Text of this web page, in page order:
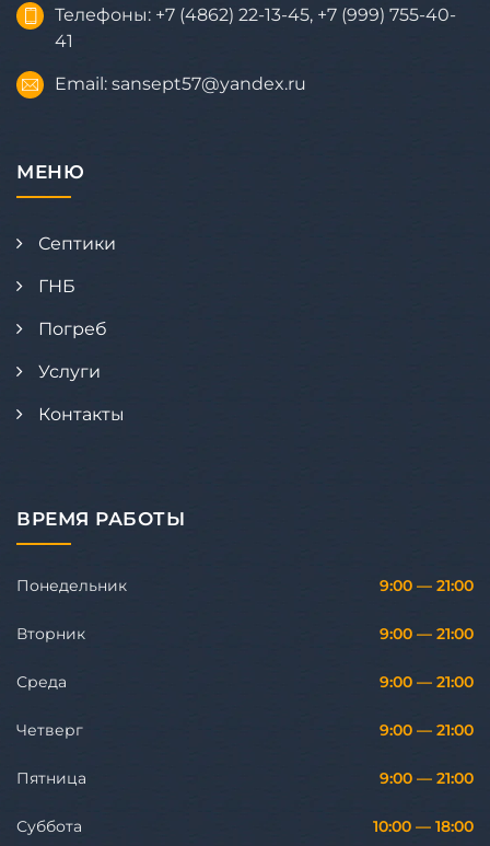
Телефоны: +7 (4862) 22-13-45, +7 (999) 755-40-
41
Email: sansept57@yandex.ru
МЕНЮ
Септики
ГНБ
Погреб
Услуги
Контакты
ВРЕМЯ РАБОТЫ
Понедельник 9:00 — 21:00
Вторник 9:00 — 21:00
Среда 9:00 — 21:00
Четверг 9:00 — 21:00
Пятница 9:00 — 21:00
Суббота 10:00 — 18:00